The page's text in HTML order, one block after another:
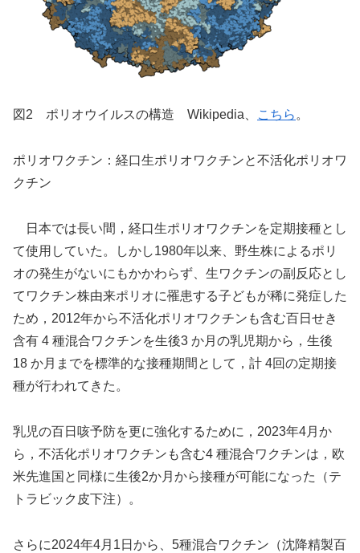
図2 ポリオウイルスの構造 Wikipedia、 こちら。
ポリオワクチン：経口生ポリオワクチンと不活化ポリオワ
クチン
日本では長い間，経口生ポリオワクチンを定期接種とし
て使用していた。しかし1980年以来、野生株によるポリ
オの発生がないにもかかわらず、生ワクチンの副反応とし
てワクチン株由来ポリオに罹患する子どもが稀に発症した
ため，2012年から不活化ポリオワクチンも含む百日せき
含有 4 種混合ワクチンを生後3 か月の乳児期から，生後
18 か月までを標準的な接種期間として，計 4回の定期接
種が行われてきた。
乳児の百日咳予防を更に強化するために，2023年4月か
ら，不活化ポリオワクチンも含む4 種混合ワクチンは，欧
米先進国と同様に生後2か月から接種が可能になった（テ
トラビック皮下注）。
さらに2024年4月1日から、5種混合ワクチン（沈降精製百